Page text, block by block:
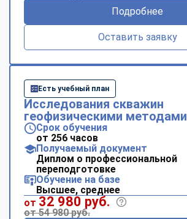
Подробнее
Оставить заявку
Есть учебный план
Исследования скважин
геофизическими методами
Срок обучения
от 256 часов
Получаемый документ
Диплом о профессиональной
переподготовке
Обучение на базе
Высшее, среднее
от 32 980 руб.
от 54 980 руб.